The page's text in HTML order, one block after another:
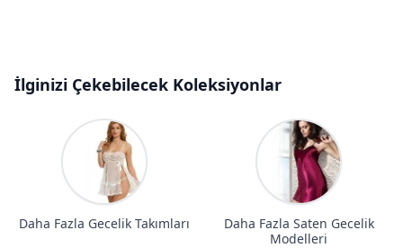
İlginizi Çekebilecek Koleksiyonlar
Daha Fazla Gecelik Takımları
Daha Fazla Saten Gecelik
Modelleri